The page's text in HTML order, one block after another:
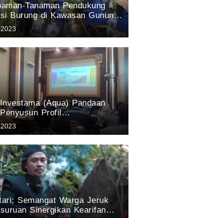
Tanaman Pendukung
Burung di Kawasan Gunung
Hasil Penelitian tim
Pandaan 2023
(Aqua) Pandaan
Profil
Hayati Kabupaten
2023
Semangat Warga Jeruk
Sinergikan Kearifan